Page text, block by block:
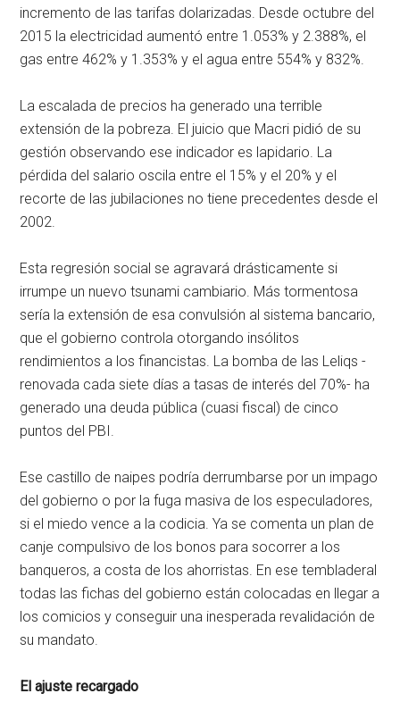
incremento de las tarifas dolarizadas. Desde octubre del
2015 la electricidad aumentó entre 1.053% y 2.388%, el
gas entre 462% y 1.353% y el agua entre 554% y 832%.
La escalada de precios ha generado una terrible
extensión de la pobreza. El juicio que Macri pidió de su
gestión observando ese indicador es lapidario. La
pérdida del salario oscila entre el 15% y el 20% y el
recorte de las jubilaciones no tiene precedentes desde el
2002.
Esta regresión social se agravará drásticamente si
irrumpe un nuevo tsunami cambiario. Más tormentosa
sería la extensión de esa convulsión al sistema bancario,
que el gobierno controla otorgando insólitos
rendimientos a los financistas. La bomba de las Leliqs -
renovada cada siete días a tasas de interés del 70%- ha
generado una deuda pública (cuasi fiscal) de cinco
puntos del PBI.
Ese castillo de naipes podría derrumbarse por un impago
del gobierno o por la fuga masiva de los especuladores,
si el miedo vence a la codicia. Ya se comenta un plan de
canje compulsivo de los bonos para socorrer a los
banqueros, a costa de los ahorristas. En ese tembladeral
todas las fichas del gobierno están colocadas en llegar a
los comicios y conseguir una inesperada revalidación de
su mandato.
El ajuste recargado